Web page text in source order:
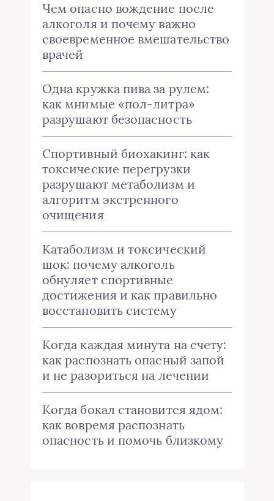
Чем опасно вождение после
алкоголя и почему важно
своевременное вмешательство
врачей
Одна кружка пива за рулем:
как мнимые «пол-литра»
разрушают безопасность
Спортивный биохакинг: как
токсические перегрузки
разрушают метаболизм и
алгоритм экстренного
очищения
Катаболизм и токсический
шок: почему алкоголь
обнуляет спортивные
достижения и как правильно
восстановить систему
Когда каждая минута на счету:
как распознать опасный запой
и не разориться на лечении
Когда бокал становится ядом:
как вовремя распознать
опасность и помочь близкому